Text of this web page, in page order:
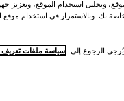
وتحليل استخدام الموقع، وتعزيز
بك. وبالاستمرار في استخدام موقع
الرجوع إلى سياسة ملفات تعريف